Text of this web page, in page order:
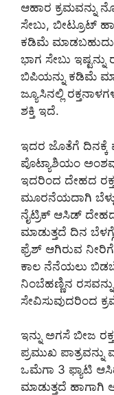
ಆಹಾರ
ಸೇಬು, ಬೀಟ್ರೂಟ್
ಕಡಿಮೆ ಮಾಡಬಹುದು
ಭಾಗ ಸೇಬು
ಬಿಪಿಯನ್ನು ಕಡಿಮೆ
ಜ್ಯೂಸಿನಲ್ಲಿ
ಶಕ್ತಿ ಇದೆ.
ಇದರ ಜೊತೆಗೆ ದಿನಕ್ಕೆ
ಪೊಟ್ಯಾಶಿಯಂ
ಇದರಿಂದ ದೇಹದ
ಮೂರನೆಯದಾಗಿ
ನೈಟ್ರಿಕ್ ಆಸಿಡ್
ಮಾಡುತ್ತದೆ ದಿನ
ಫ್ರೆಶ್ ಆಗಿರುವ
ಕಾಲ ನೆನೆಯಲು
ನಿಂಬೆಹಣ್ಣಿನ
ಸೇವಿಸುವುದರಿಂದ
ಇನ್ನು ಅಗಸೆ ಬೀಜ
ಪ್ರಮುಖ
ಒಮೆಗಾ 3 ಫ್ಯಾಟಿ
ಮಾಡುತ್ತದೆ ಹಾಗಾಗಿ